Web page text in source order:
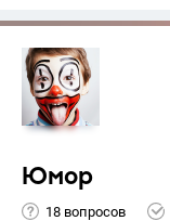
Юмор
18 вопросов